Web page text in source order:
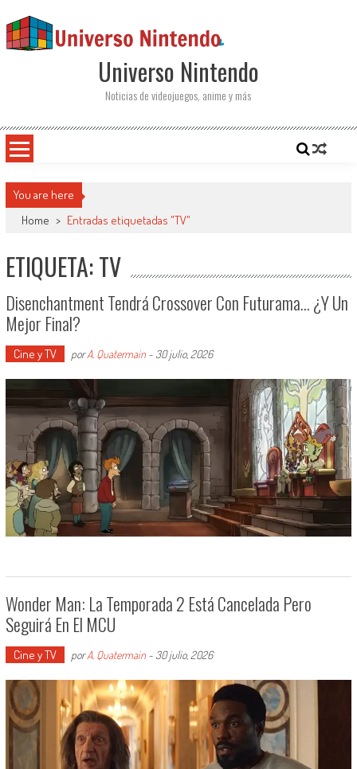
Universo Nintendo
Noticias de videojuegos, anime y más
You are here
Home > Entradas etiquetadas "TV"
ETIQUETA: TV
Disenchantment Tendrá Crossover Con Futurama… ¿y Un
Mejor Final?
Cine y TV porA. Quatermain- 30 julio, 2026
Wonder Man: La Temporada 2 Está Cancelada Pero
Seguirá En El MCU
Cine y TV porA. Quatermain- 30 julio, 2026